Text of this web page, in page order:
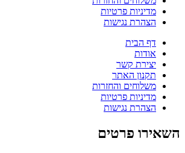
מדיניות פרטיות
הצהרת נגישות
דף הבית
אודות
יצירת קשר
תקנון האתר
משלוחים והחזרות
מדיניות פרטיות
הצהרת נגישות
השאירו פרטים